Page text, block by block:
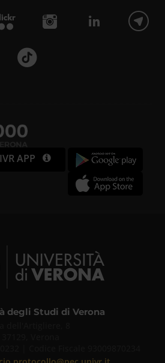
APP
degli Studi di Verona